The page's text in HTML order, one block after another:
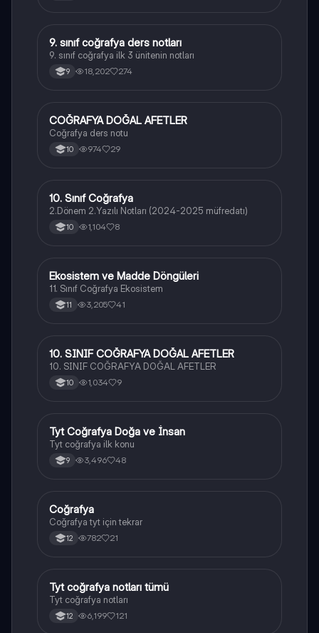
Coğrafya
9. sınıf coğrafya ders notları
9. sınıf coğrafya ilk 3 ünitenin notları
9 18,202 274
Coğrafya
COĞRAFYA DOĞAL AFETLER
Coğrafya ders notu
10 974 29
Coğrafya
10. Sınıf Coğrafya
2.Dönem 2.Yazılı Notları (2024-2025 müfredatı)
10 1,104 8
Coğrafya
Ekosistem ve Madde Döngüleri
11. Sınıf Coğrafya Ekosistem
11 3,205 41
Coğrafya
10. SINIF COĞRAFYA DOĞAL AFETLER
10. SINIF COĞRAFYA DOĞAL AFETLER
10 1,034 9
Coğrafya
Tyt Coğrafya Doğa ve İnsan
Tyt coğrafya ilk konu
9 3,496 48
Coğrafya
Coğrafya
Coğrafya tyt için tekrar
12 782 21
Coğrafya
Tyt coğrafya notları tümü
Tyt coğrafya notları
12 6,199 121